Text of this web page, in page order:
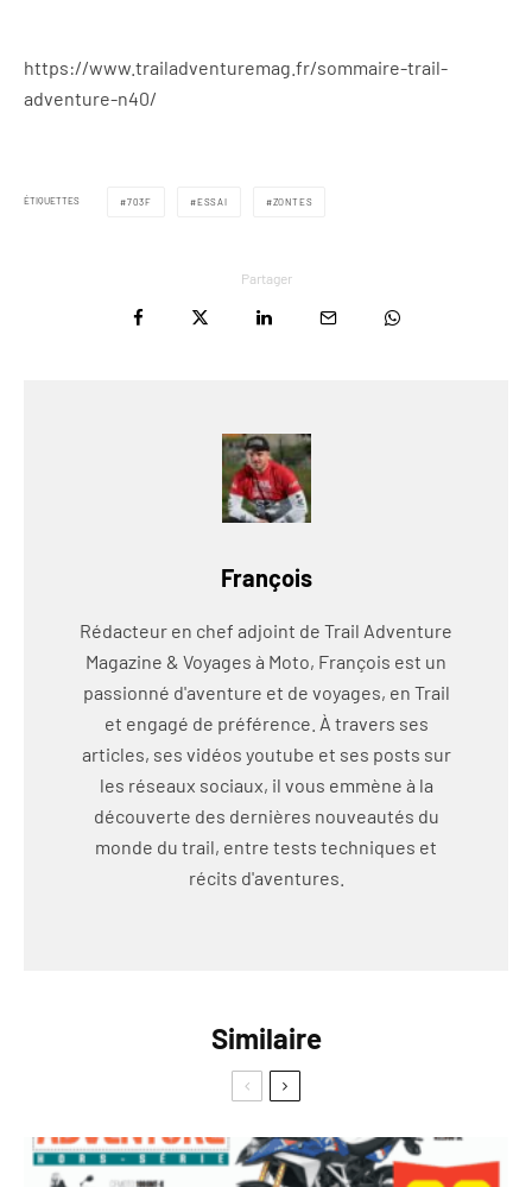
https://www.trailadventuremag.fr/sommaire-trail-
adventure-n40/
ÉTIQUETTES 703F ESSAI ZONTES
Partager
François
Rédacteur en chef adjoint de Trail Adventure
Magazine & Voyages à Moto, François est un
passionné d'aventure et de voyages, en Trail
et engagé de préférence. À travers ses
articles, ses vidéos youtube et ses posts sur
les réseaux sociaux, il vous emmène à la
découverte des dernières nouveautés du
monde du trail, entre tests techniques et
récits d'aventures.
Similaire